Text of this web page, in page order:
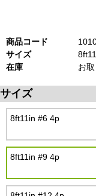
商品コード
サイズ
在庫
お
サイズ
8ft11in #6 4p
8ft11in #9 4p